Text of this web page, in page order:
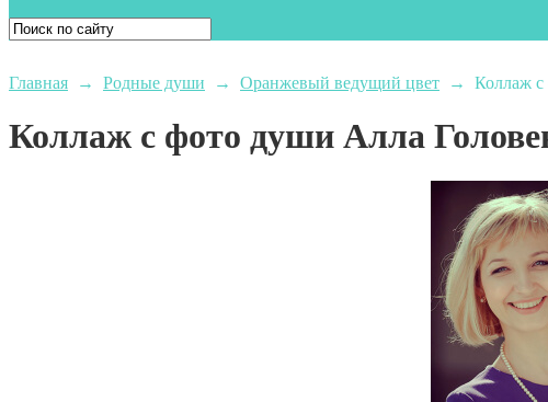
Главная → Родные души → Оранжевый ведущий цвет → Коллаж с
Коллаж с фото души Алла